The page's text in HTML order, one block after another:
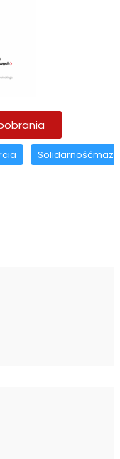
Solidarnośćmaz